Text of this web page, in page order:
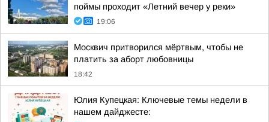
поймы проходит «Летний вечер у реки»
19:06
Москвич притворился мёртвым, чтобы не
платить за аборт любовницы
18:42
Юлия Купецкая: Ключевые темы недели в
нашем дайджесте: